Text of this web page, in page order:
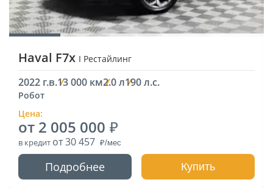
Haval F7x I Рестайлинг
2022 г.в.13 000 км2.0 л190 л.с.
Робот
Цена:
от 2 005 000
в кредит от 30 457
Подробнее Купить